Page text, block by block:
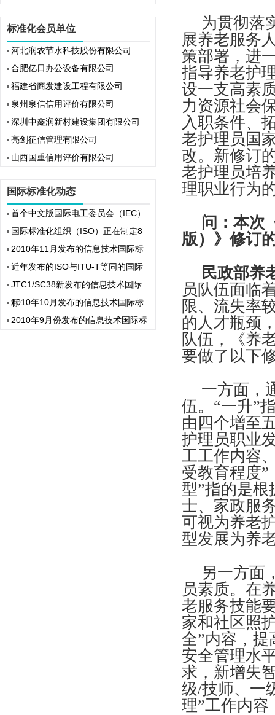
标准化会员单位
河北润农节水科技股份有限公司
合肥亿日办公设备有限公司
福建省商发建设工程有限公司
泉州泉信信用评价有限公司
深圳中鑫润新村建设集团有限公司
亮剑征信管理有限公司
山西国重信用评价有限公司
国际标准化动态
首个中文版国际电工委员会（IEC）
国际标准化组织（ISO）正在制定8
2010年11月发布的信息技术国际标
近年发布的ISO与ITU-T等同的国际
JTC1/SC38新发布的信息技术国际
标
2010年10月发布的信息技术国际标
2010年9月份发布的信息技术国际标
为贯彻落
展养老服务
策部署，进
指导养老护
设一支高素
力资源社会
入职条件、
老护理员国
改。新修订
老护理员培
理职业行为
问：本次
版）》修订
民政部养
员队伍面临
限、流失率
的人才瓶颈
队伍，《养
要做了以下
一方面，
伍。“一升”
由四个增至
护理员职业
工工作内容
受教育程度”
型”指的是
士、家政服
可视为养老
型发展为养
另一方面
员素质。在
老服务技能
家和社区照
全”内容，
安全管理水
求，新增失
级/技师、一
理”工作内